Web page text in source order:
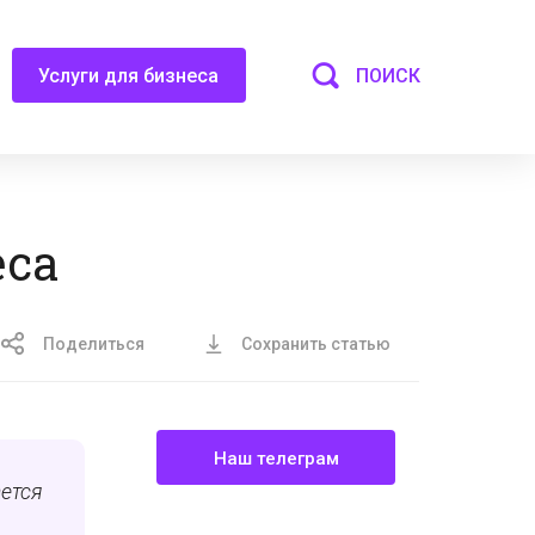
Услуги для бизнеса ПОИСК
Поделиться Сохранить статью
Наш телеграм